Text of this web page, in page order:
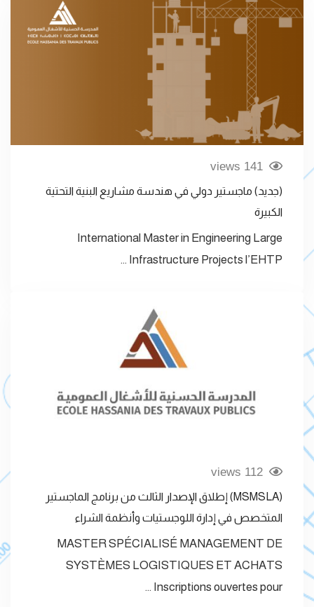
141 views
(جديد) ماجستير دولي في هندسة مشاريع البنية التحتية
الكبيرة
International Master in Engineering Large
Infrastructure Projects l’EHTP …
112 views
(MSMSLA) إطلاق الإصدار الثالث من برنامج الماجستير
المتخصص في إدارة اللوجستيات وأنظمة الشراء
MASTER SPÉCIALISÉ MANAGEMENT DE
SYSTÈMES LOGISTIQUES ET ACHATS
Inscriptions ouvertes pour …